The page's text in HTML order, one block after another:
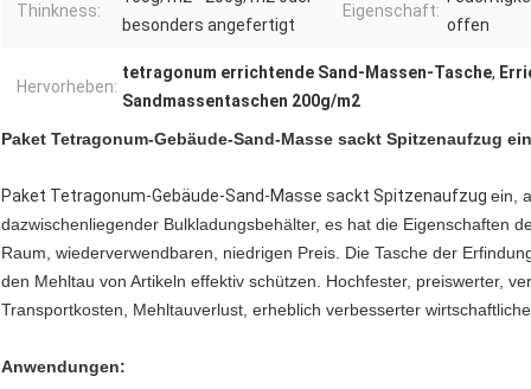
Thinkness:
besonders angefertigt
Eigenschaft:
offen
Hervorheben:
tetragonum errichtende Sand-Massen-Tasche,
Sandmassentaschen 200g/m2
Paket Tetragonum-Gebäude-Sand-Masse sackt Spitzenaufzug ein
Paket Tetragonum-Gebäude-Sand-Masse sackt Spitzenaufzug ein,
dazwischenliegender Bulkladungsbehälter, es hat die Eigenschaften
Raum, wiederverwendbaren, niedrigen Preis. Die Tasche der
den Mehltau von Artikeln effektiv schützen. Hochfester, preiswerter,
Transportkosten, Mehltauverlust, erheblich verbesserter
Anwendungen: